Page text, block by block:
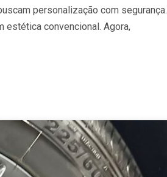
personalização com segurança.
estética convencional. Agora,